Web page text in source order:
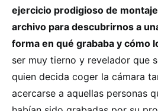
ejercicio prodigioso de
archivo para descubrirnos a
forma en qué grababa y cómo
ser muy tierno y revelador que
quien decida coger la cámara
acercarse a aquellas personas